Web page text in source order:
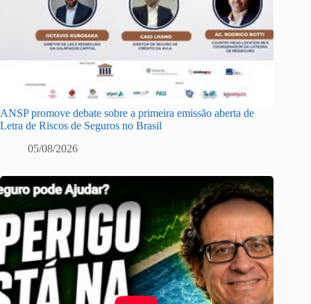
ANSP promove debate sobre a primeira emissão aberta de
Letra de Riscos de Seguros no Brasil
05/08/2026